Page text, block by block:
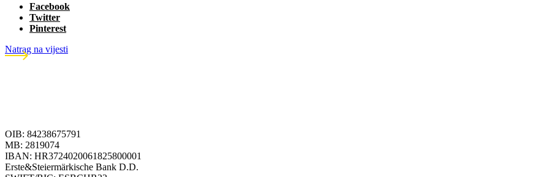
Facebook
Twitter
Pinterest
Natrag na vijesti
OIB: 84238675791
MB: 2819074
IBAN: HR3724020061825800001
Erste&Steiermärkische Bank D.D.